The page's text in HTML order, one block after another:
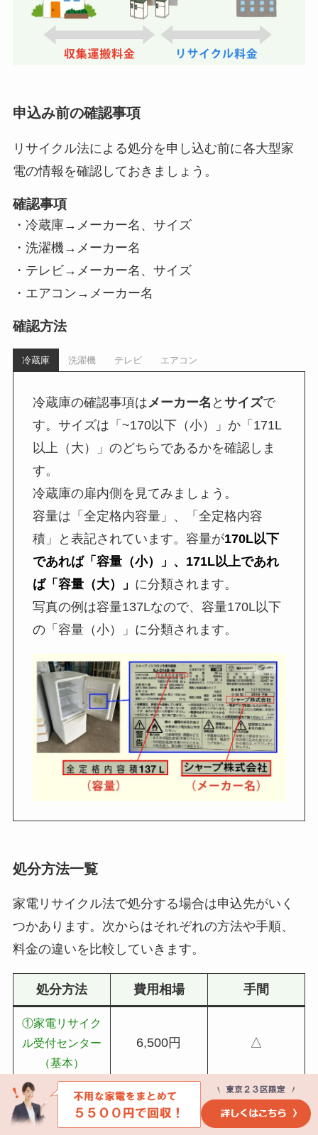
申込み前の確認事項
リサイクル法による処分を申し込む前に各大型家
電の情報を確認しておきましょう。
確認事項
・冷蔵庫→メーカー名、サイズ
・洗濯機→メーカー名
・テレビ→メーカー名、サイズ
・エアコン→メーカー名
確認方法
冷蔵庫 洗濯機 テレビ エアコン
冷蔵庫の確認事項は メーカー名 と サイズで
す。サイズは「~170以下（小）」か「171L
以上（大）」のどちらであるかを確認しま
す。
冷蔵庫の扉内側を見てみましょう。
容量は「全定格内容量」、「全定格内容
積」と表記されています。容量が170L以下
であれば「容量（小）」、171L以上であれ
ば「容量（大）」 に分類されます。
写真の例は容量137Lなので、容量170L以下
の「容量（小）」に分類されます。
処分方法一覧
家電リサイクル法で処分する場合は申込先がいく
つかあります。次からはそれぞれの方法や手順、
料金の違いを比較していきます。
処分方法 費用相場 手間
①家電リサイク
ル受付センター
（基本）
6,500円 △
②指定取引場所
（一番安いが大
2,500円 ×